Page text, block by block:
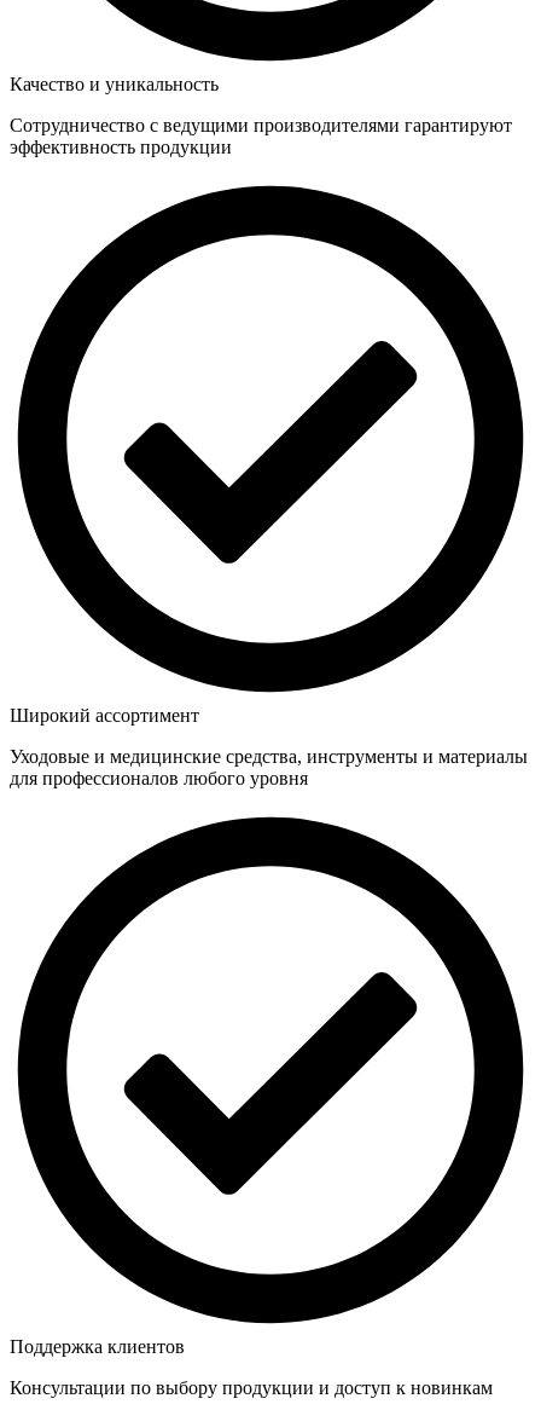
Качество и уникальность
Сотрудничество с ведущими производителями гарантируют
эффективность продукции
Широкий ассортимент
Уходовые и медицинские средства, инструменты и материалы
для профессионалов любого уровня
Поддержка клиентов
Консультации по выбору продукции и доступ к новинкам